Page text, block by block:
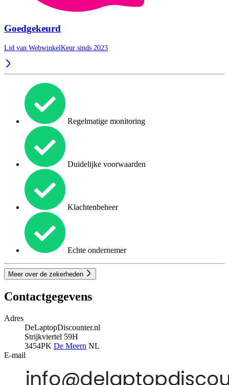
Goedgekeurd
Lid van WebwinkelKeur sinds 2023
Regelmatige monitoring
Duidelijke voorwaarden
Klachtenbeheer
Echte ondernemer
Meer over de zekerheden
Contactgegevens
Adres
DeLaptopDiscounter.nl
Strijkviertel 59H
3454PK De Meern NL
E-mail